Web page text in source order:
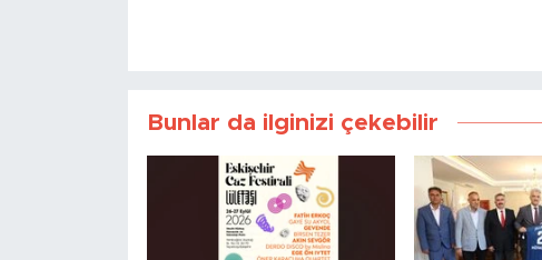
Bunlar da ilginizi çekebilir